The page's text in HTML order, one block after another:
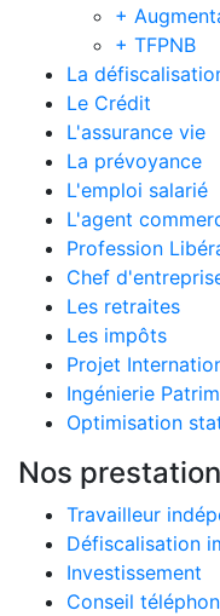
+
+ TFPNB
La
Le Crédit
L'assurance vie
La prévoyance
L'emploi salarié
L'agent
Profession
Chef
Les retraites
Les impôts
Projet
Ingénierie
Optimisation
Nos
Travailleur
Défiscalisation
Investissement
Conseil